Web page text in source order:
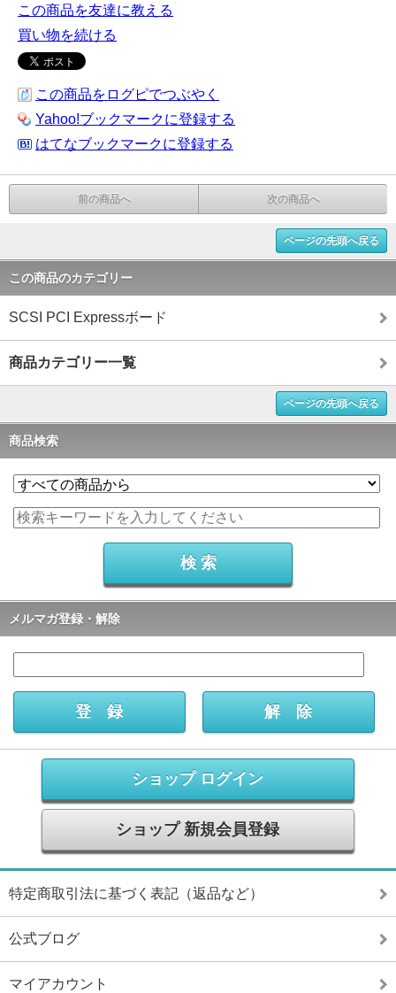
この商品を友達に教える
買い物を続ける
この商品をログピでつぶやく
Yahoo!ブックマークに登録する
はてなブックマークに登録する
前の商品へ 次の商品へ
ページの先頭へ戻る
この商品のカテゴリー
SCSI PCI Expressボード
商品カテゴリー一覧
ページの先頭へ戻る
商品検索
メルマガ登録・解除
ショップ ログイン
ショップ 新規会員登録
特定商取引法に基づく表記（返品など）
公式ブログ
マイアカウント